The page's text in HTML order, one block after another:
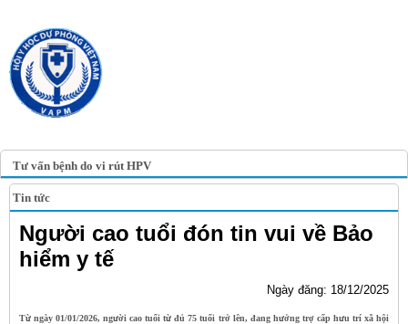
Tư vấn bệnh do vi rút HPV
Tin tức
Người cao tuổi đón tin vui về Bảo
hiểm y tế
Ngày đăng: 18/12/2025
Từ ngày 01/01/2026, người cao tuổi từ đủ 75 tuổi trở lên, đang hưởng trợ cấp hưu trí xã hội